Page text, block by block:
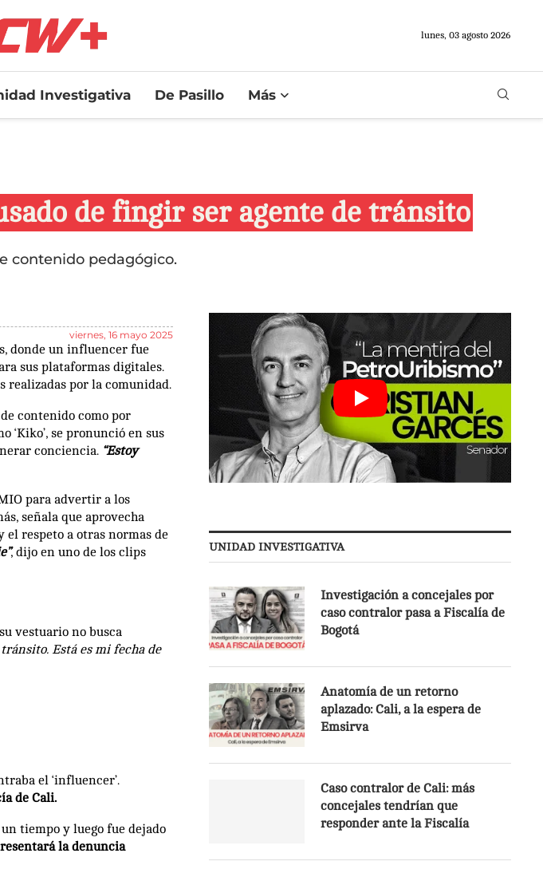
lunes, 03 agosto 2026
Investigativa De Pasillo Más
de fingir ser agente de tránsito
contenido pedagógico.
viernes, 16 mayo 2025
donde un influencer fue
sus plataformas digitales.
realizadas por la comunidad.
contenido como por
se pronunció en sus
conciencia. “Estoy
para advertir a los
señala que aprovecha
el respeto a otras normas de
, dijo en uno de los clips
vestuario no busca
Está es mi fecha de
el ‘influencer’.
de Cali.
tiempo y luego fue dejado
la denuncia
UNIDAD INVESTIGATIVA
Investigación a concejales por
caso contralor pasa a Fiscalía de
Bogotá
Anatomía de un retorno
aplazado: Cali, a la espera de
Emsirva
Caso contralor de Cali: más
concejales tendrían que
responder ante la Fiscalía